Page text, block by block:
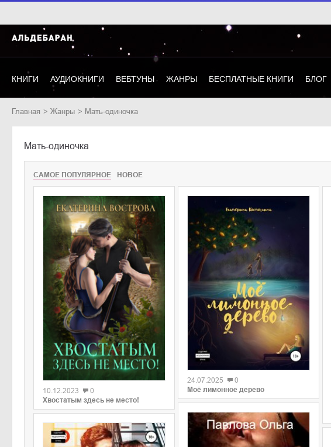
КНИГИ АУДИОКНИГИ ВЕБТУНЫ ЖАНРЫ БЕСПЛАТНЫЕ КНИГИ БЛОГ
Главная Жанры Мать-одиночка
Мать-одиночка
САМОЕ ПОПУЛЯРНОЕ НОВОЕ
10.12.2023
0
Хвостатым здесь не место!
24.07.2025
0
Моё лимонное дерево